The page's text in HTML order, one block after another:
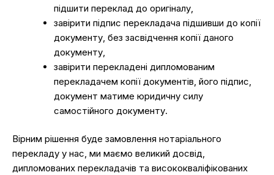
підшити переклад до оригіналу,
завірити підпис перекладача підшивши до копії
документу, без засвідчення копії даного
документу,
завірити перекладені дипломованим
перекладачем копії документів, його підпис,
документ матиме юридичну силу
самостійного документу.
Вірним рішення буде замовлення нотаріального
перекладу у нас, ми маємо великий досвід,
дипломованих перекладачів та висококваліфікованих